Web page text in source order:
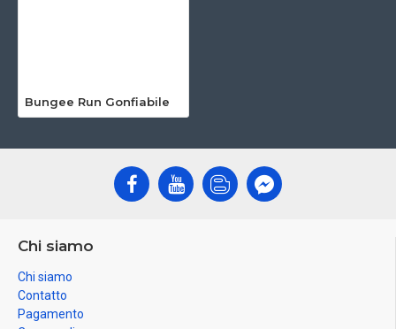
Bungee Run Gonfiabile
Chi siamo
Chi siamo
Contatto
Pagamento